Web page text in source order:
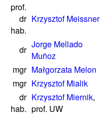
prof.
dr
hab.
Krzysztof Meissner
dr Jorge Mellado
Muñoz
mgr Małgorzata Melon
mgr Krzysztof Mialik
dr
hab.
Krzysztof Miernik,
prof. UW